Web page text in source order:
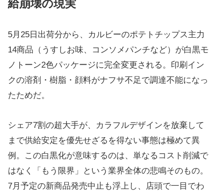
給崩壊の現実
5月25日出荷分から、カルビーのポテトチップス主力
14商品（うすしお味、コンソメパンチなど）が白黒モ
ノトーン2色パッケージに完全変更される。印刷イン
クの溶剤・樹脂・顔料がナフサ不足で調達不能になっ
たためだ。
シェア7割の超大手が、カラフルデザインを放棄して
まで供給安定を優先せざるを得ない事態は極めて異
例。この白黒化が意味するのは、単なるコスト削減で
はなく「もう限界」という業界全体の悲鳴そのもの。
7月予定の新商品発売中止も浮上し、店頭で一目でわ